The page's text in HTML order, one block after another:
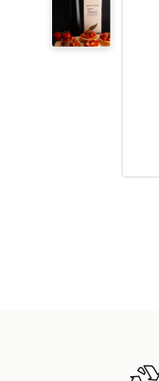
Rotbuschtee